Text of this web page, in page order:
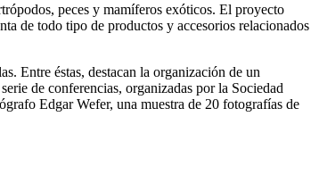
peces y mamíferos exóticos. El proyecto
de todo tipo de productos y accesorios relacionados
Entre éstas, destacan la organización de un
de conferencias, organizadas por la Sociedad
Edgar Wefer, una muestra de 20 fotografías de